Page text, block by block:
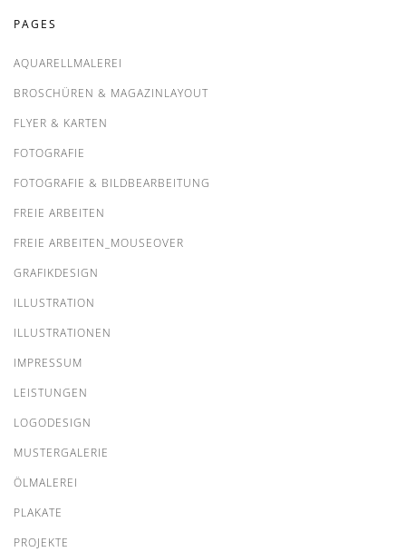
PAGES
AQUARELLMALEREI
BROSCHÜREN & MAGAZINLAYOUT
FLYER & KARTEN
FOTOGRAFIE
FOTOGRAFIE & BILDBEARBEITUNG
FREIE ARBEITEN
FREIE ARBEITEN_MOUSEOVER
GRAFIKDESIGN
ILLUSTRATION
ILLUSTRATIONEN
IMPRESSUM
LEISTUNGEN
LOGODESIGN
MUSTERGALERIE
ÖLMALEREI
PLAKATE
PROJEKTE